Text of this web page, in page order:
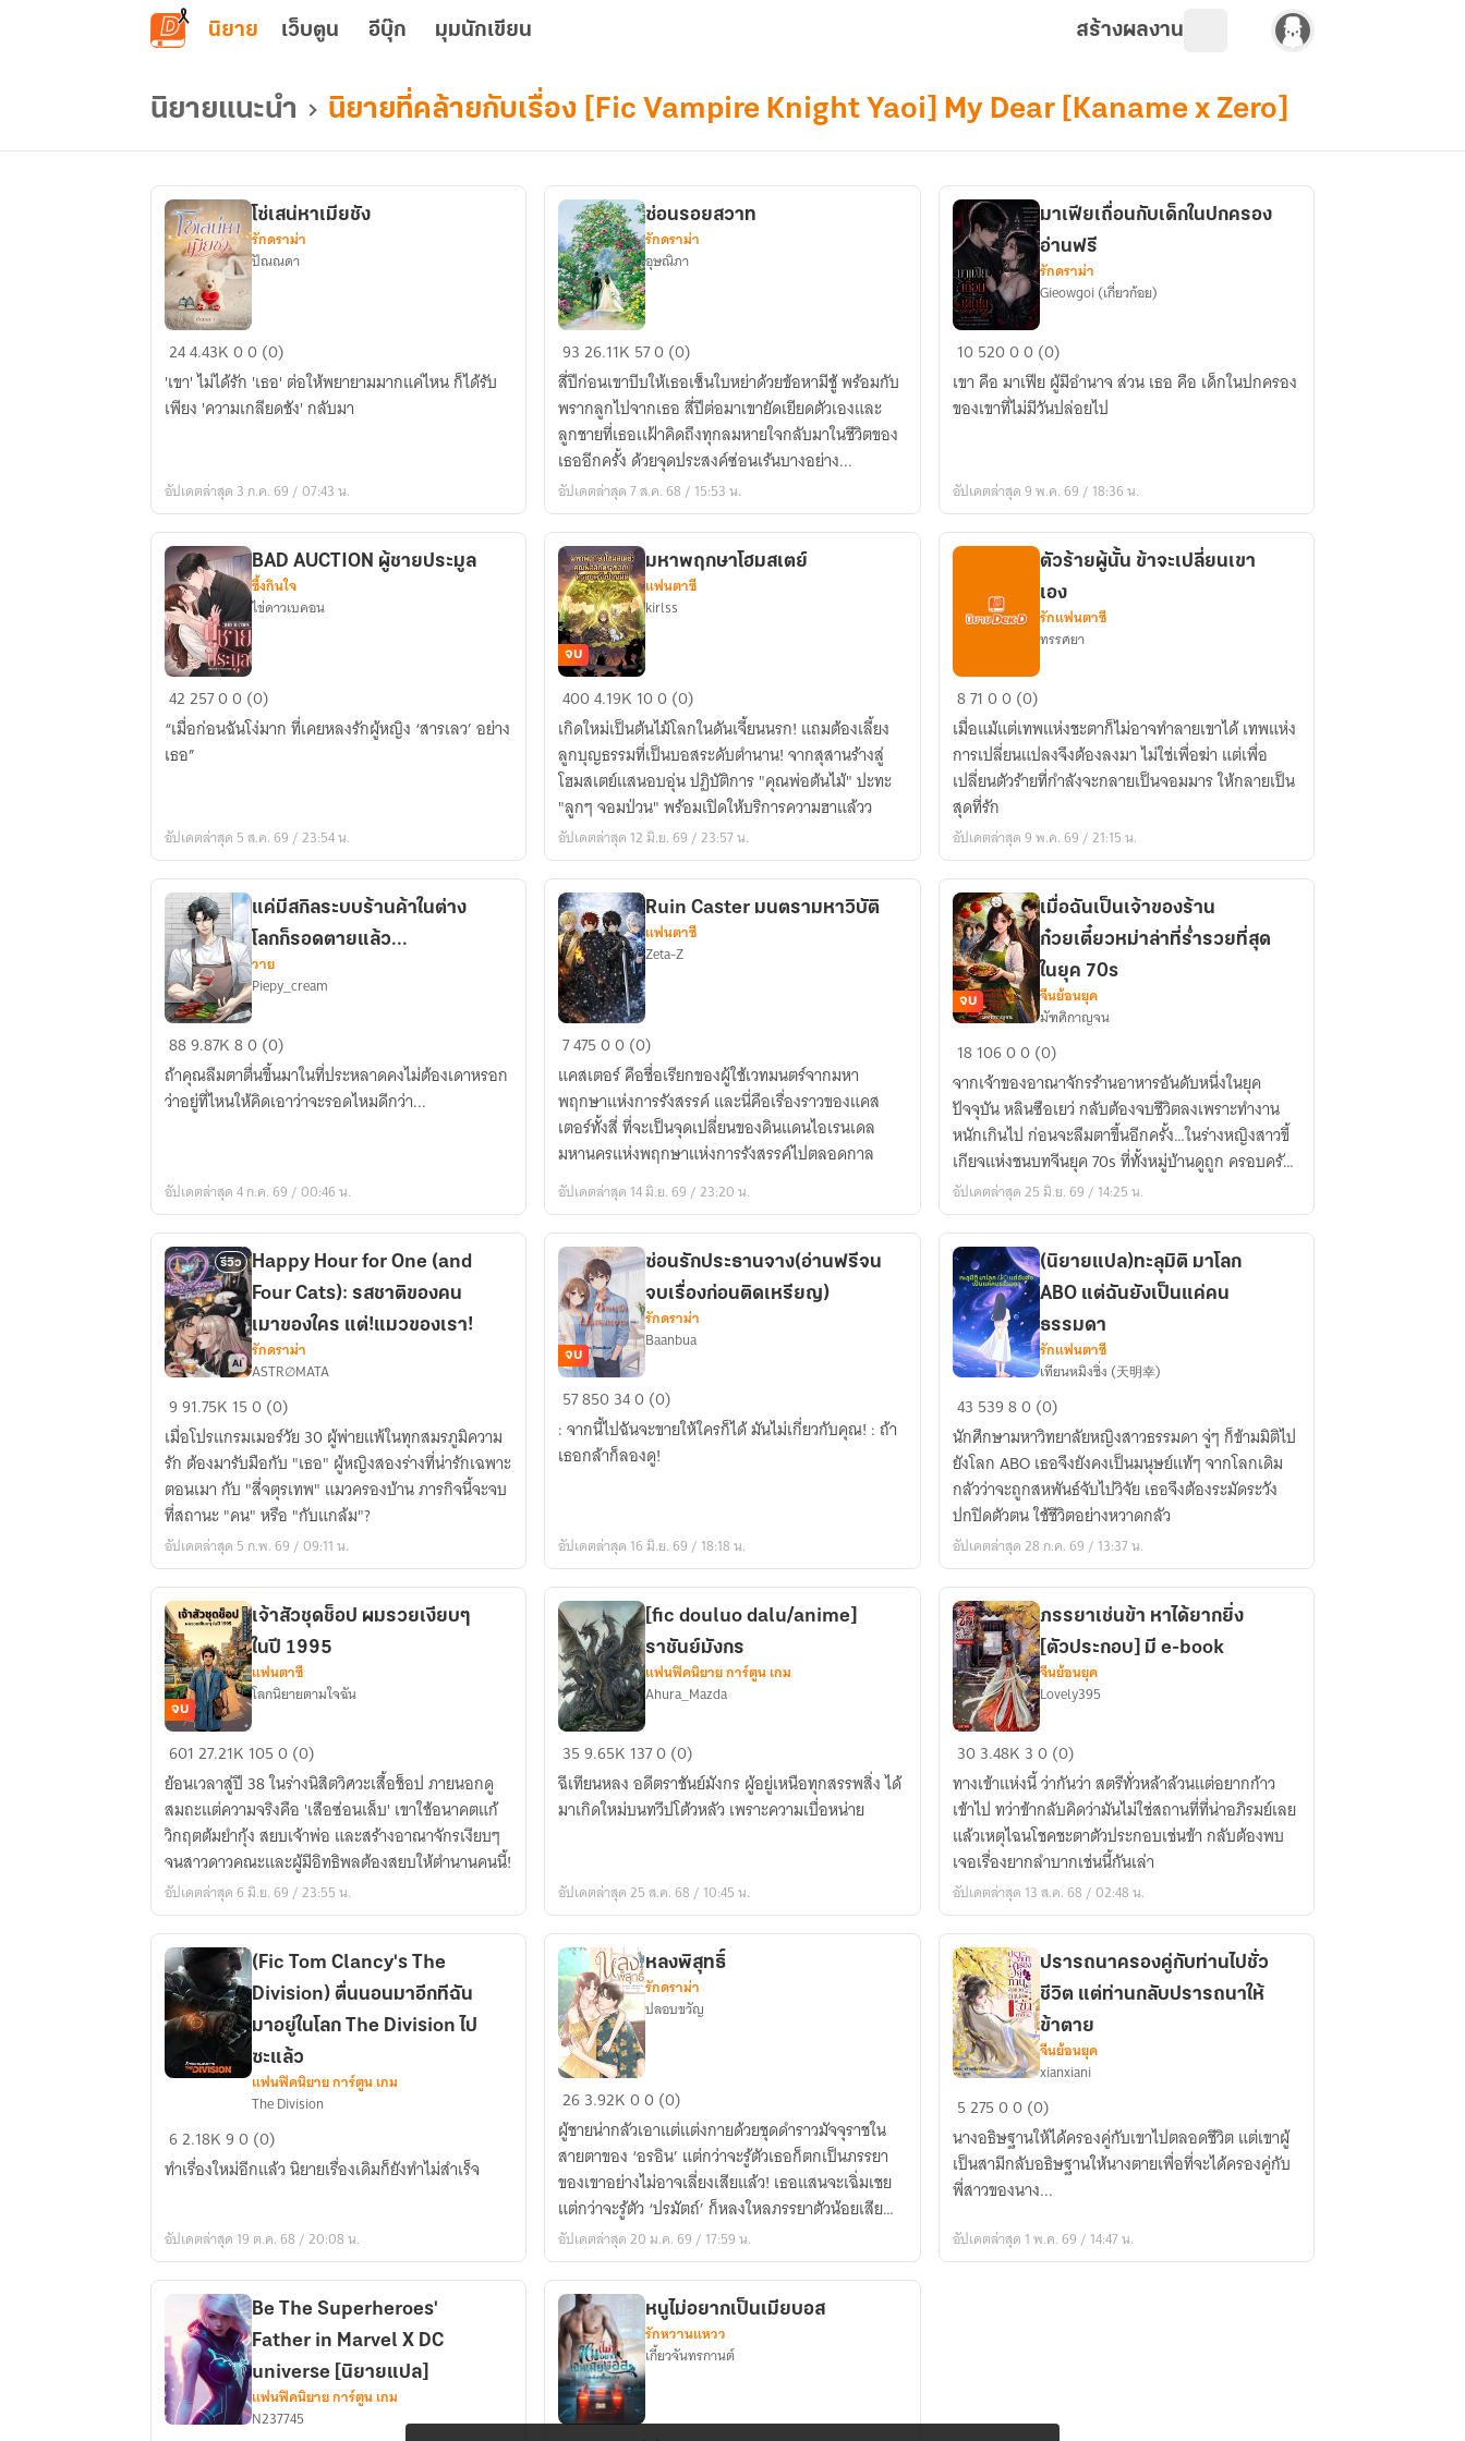
ข้ามไปยังเนื้อหาหลัก
นิยาย เว็บตูน อีบุ๊ก มุมนักเขียน สร้างผลงาน
นิยายแนะนำ นิยายที่คล้ายกับเรื่อง [Fic Vampire Knight Yaoi] My Dear [Kaname x Zero]
โซ่
เสน่หา
เมีย
ชัง
โซ่เสน่หาเมียชัง
รักดราม่า
ปัณณดา
244.43K00 (0)
'เขา' ไม่ได้รัก 'เธอ' ต่อให้พยายามมากแค่ไหน ก็ได้รับ
เพียง 'ความเกลียดชัง' กลับมา
อัปเดตล่าสุด 3 ก.ค. 69 / 07:43 น.
ซ่อน
รอย
สวาท
ซ่อนรอยสวาท
รักดราม่า
อุษณิภา
93 26.11K 570 (0)
สี่ปีก่อนเขาบีบให้เธอเซ็นใบหย่าด้วยข้อหามีชู้ พร้อมกับ
พรากลูกไปจากเธอ สี่ปีต่อมาเขายัดเยียดตัวเองและ
ลูกชายที่เธอเเฝ้าคิดถึงทุกลมหายใจกลับมาในชีวิตของ
เธออีกครั้ง ด้วยจุดประสงค์ซ่อนเร้นบางอย่าง...
อัปเดตล่าสุด 7 ส.ค. 68 / 15:53 น.
มาเฟีย
เถื่อน
กับ
เด็ก
อ่าน
ฟรี
มาเฟียเถื่อนกับเด็กในปกครอง
อ่านฟรี
รักดราม่า
Gieowgoi (เกี่ยวก้อย)
10 52000 (0)
เขา คือ มาเฟีย ผู้มีอำนาจ ส่วน เธอ คือ เด็กในปกครอง
ของเขาที่ไม่มีวันปล่อยไป
อัปเดตล่าสุด 9 พ.ค. 69 / 18:36 น.
BAD
AUCTION
ผู้ชาย
ประมูล
BAD AUCTION ผู้ชายประมูล
ซึ้งกินใจ
ไข่ดาวเบคอน
4225700 (0)
“เมื่อก่อนฉันโง่มาก ที่เคยหลงรักผู้หญิง ‘สารเลว’ อย่าง
เธอ”
อัปเดตล่าสุด 5 ส.ค. 69 / 23:54 น.
มหา
พฤกษา
โฮม
สเตย์
จบ
มหาพฤกษาโฮมสเตย์
แฟนตาซี
kirlss
4004.19K 100 (0)
เกิดใหม่เป็นต้นไม้โลกในดันเจี้ยนนรก! แถมต้องเลี้ยง
ลูกบุญธรรมที่เป็นบอสระดับตำนาน! จากสุสานร้างสู่
โฮมสเตย์แสนอบอุ่น ปฏิบัติการ "คุณพ่อต้นไม้" ปะทะ
"ลูกๆ จอมป่วน" พร้อมเปิดให้บริการความฮาแล้วว
อัปเดตล่าสุด 12 มิ.ย. 69 / 23:57 น.
ตัว
ร้าย
ผู้
นั้น
ข้า
จะ
เปลี่ยน
เขา
เอง
ตัวร้ายผู้นั้น ข้าจะเปลี่ยนเขา
เอง
รักแฟนตาซี
ทรรศยา
87100 (0)
เมื่อแม้แต่เทพแห่งชะตาก็ไม่อาจทำลายเขาได้ เทพแห่ง
การเปลี่ยนแปลงจึงต้องลงมา ไม่ใช่เพื่อฆ่า แต่เพื่อ
เปลี่ยนตัวร้ายที่กำลังจะกลายเป็นจอมมาร ให้กลายเป็น
สุดที่รัก
อัปเดตล่าสุด 9 พ.ค. 69 / 21:15 น.
แค่
มี
สกิล
ระบบ
ใน
ต่าง
โลก
ก็
รอด
ตาย
แล้ว...
แค่มีสกิลระบบร้านค้าในต่าง
โลกก็รอดตายแล้ว...
วาย
Piepy_cream
889.87K80 (0)
ถ้าคุณลืมตาตื่นขึ้นมาในที่ประหลาดคงไม่ต้องเดาหรอก
ว่าอยู่ที่ไหนให้คิดเอาว่าจะรอดไหมดีกว่า...
อัปเดตล่าสุด 4 ก.ค. 69 / 00:46 น.
Ruin
มน
ตรา
มหา
วิบัติ
Ruin Caster มนตรามหาวิบัติ
แฟนตาซี
Zeta-Z
7475 00 (0)
แคสเตอร์ คือชื่อเรียกของผู้ใช้เวทมนตร์จากมหา
พฤกษาแห่งการรังสรรค์ และนี่คือเรื่องราวของแคส
เตอร์ทั้งสี่ ที่จะเป็นจุดเปลี่ยนของดินแดนไอเรนเดล
มหานครแห่งพฤกษาแห่งการรังสรรค์ไปตลอดกาล
อัปเดตล่าสุด 14 มิ.ย. 69 / 23:20 น.
ฉัน
เป็น
เจ้าของ
ร้าน
ก๋วยเตี๋ยว
หม่า
ล่า
ที่
ร่ำรวย
ที่สุด
ใน
ยุค
70s
จบ
เมื่อฉันเป็นเจ้าของร้าน
ก๋วยเตี๋ยวหม่าล่าที่ร่ำรวยที่สุด
ในยุค 70s
จีนย้อนยุค
มัฑศิกาญจน
18 10600 (0)
จากเจ้าของอาณาจักรร้านอาหารอันดับหนึ่งในยุค
ปัจจุบัน หลินซือเยว่ กลับต้องจบชีวิตลงเพราะทำงาน
หนักเกินไป ก่อนจะลืมตาขึ้นอีกครั้ง…ในร่างหญิงสาวขี้
เกียจแห่งชนบทจีนยุค 70s ที่ทั้งหมู่บ้านดูถูก ครอบครัว
ยากจ
อัปเดตล่าสุด 25 มิ.ย. 69 / 14:25 น.
รีวิว
Hour
for
One
(and
Four
Cats):
รสชาติ
ของ
คน
เมา
ของ
ใคร
แต่!
แมว
ของ
เรา!
Happy Hour for One (and
Four Cats): รสชาติของคน
เมาของใคร แต่!แมวของเรา!
รักดราม่า
ASTR∅MATA
991.75K 150 (0)
เมื่อโปรแกรมเมอร์วัย 30 ผู้พ่ายแพ้ในทุกสมรภูมิความ
รัก ต้องมารับมือกับ "เธอ" ผู้หญิงสองร่างที่น่ารักเฉพาะ
ตอนเมา กับ "สี่จตุรเทพ" แมวครองบ้าน ภารกิจนี้จะจบ
ที่สถานะ "คน" หรือ "กับแกล้ม"?
อัปเดตล่าสุด 5 ก.พ. 69 / 09:11 น.
ซ่อน
ประธาน
จาง(อ่าน
จบ
เรื่อง
ก่อน
ติด
เหรียญ)
จบ
ซ่อนรักประธานจาง(อ่านฟรีจน
จบเรื่องก่อนติดเหรียญ)
รักดราม่า
Baanbua
57850340 (0)
: จากนี้ไปฉันจะขายให้ใครก็ได้ มันไม่เกี่ยวกับคุณ! : ถ้า
เธอกล้าก็ลองดู!
อัปเดตล่าสุด 16 มิ.ย. 69 / 18:18 น.
แปล)ทะลุ
มิติ
มา
โลก
ABO
แต่
ฉัน
ยัง
เป็น
แค่
คน
ธรรมดา
(นิยายแปล)ทะลุมิติ มาโลก
ABO แต่ฉันยังเป็นแค่คน
ธรรมดา
รักแฟนตาซี
เทียนหมิงซิ่ง (天明幸)
43 53980 (0)
นักศึกษามหาวิทยาลัยหญิงสาวธรรมดา จู่ๆ ก็ข้ามมิติไป
ยังโลก ABO เธอจึงยังคงเป็นมนุษย์แท้ๆ จากโลกเดิม
กลัวว่าจะถูกสหพันธ์จับไปวิจัย เธอจึงต้องระมัดระวัง
ปกปิดตัวตน ใช้ชีวิตอย่างหวาดกลัว
อัปเดตล่าสุด 28 ก.ค. 69 / 13:37 น.
เจ้า
สัว
ชุด
ช็อป
ผม
รวย
เงียบๆ
ในปี
1995
จบ
เจ้าสัวชุดช็อป ผมรวยเงียบๆ
ในปี 1995
แฟนตาซี
โลกนิยายตามใจฉัน
60127.21K 1050 (0)
ย้อนเวลาสู่ปี 38 ในร่างนิสิตวิศวะเสื้อช็อป ภายนอกดู
สมถะแต่ความจริงคือ 'เสือซ่อนเล็บ' เขาใช้อนาคตแก้
วิกฤตต้มยำกุ้ง สยบเจ้าพ่อ และสร้างอาณาจักรเงียบๆ
จนสาวดาวคณะและผู้มีอิทธิพลต้องสยบให้ตำนานคนนี้!
อัปเดตล่าสุด 6 มิ.ย. 69 / 23:55 น.
[fic
douluo
dalu/anime]
ราชันย์
[fic douluo dalu/anime]
ราชันย์มังกร
แฟนฟิคนิยาย การ์ตูน เกม
Ahura_Mazda
35 9.65K 1370 (0)
ฉีเทียนหลง อดีตราชันย์มังกร ผู้อยู่เหนือทุกสรรพสิ่ง ได้
มาเกิดใหม่บนทวีปโต้วหลัว เพราะความเบื่อหน่าย
อัปเดตล่าสุด 25 ส.ค. 68 / 10:45 น.
ภรรยา
ข้า
หา
ได้
ยาก
ยิ่ง
[ตัวประกอบ]
มี
e-
book
ภรรยาเช่นข้า หาได้ยากยิ่ง
[ตัวประกอบ] มี e-book
จีนย้อนยุค
Lovely395
30 3.48K 30 (0)
ทางเข้าแห่งนี้ ว่ากันว่า สตรีทั่วหล้าล้วนแต่อยากก้าว
เข้าไป ทว่าข้ากลับคิดว่ามันไม่ใช่สถานที่ที่น่าอภิรมย์เลย
แล้วเหตุไฉนโชคชะตาตัวประกอบเช่นข้า กลับต้องพบ
เจอเรื่องยากลำบากเช่นนี้กันเล่า
อัปเดตล่าสุด 13 ส.ค. 68 / 02:48 น.
Clancy's
The
นอน
มา
ฉัน
มา
อยู่
ใน
(Fic Tom Clancy's The
Division) ตื่นนอนมาอีกทีฉัน
มาอยู่ในโลก The Division ไป
ซะแล้ว
แฟนฟิคนิยาย การ์ตูน เกม
The Division
62.18K90 (0)
ทำเรื่องใหม่อีกแล้ว นิยายเรื่องเดิมก็ยังทำไม่สำเร็จ
อัปเดตล่าสุด 19 ต.ค. 68 / 20:08 น.
หลง
พิสุทธิ์
หลงพิสุทธิ์
รักดราม่า
ปลอบขวัญ
263.92K 00 (0)
ผู้ชายน่ากลัวเอาแต่แต่งกายด้วยชุดดำราวมัจจุราชใน
สายตาของ ‘อรอิน’ แต่กว่าจะรู้ตัวเธอก็ตกเป็นภรรยา
ของเขาอย่างไม่อาจเลี่ยงเสียแล้ว! เธอแสนจะเฉิ่มเชย
แต่กว่าจะรู้ตัว ‘ปรมัตถ์’ ก็หลงใหลภรรยาตัวน้อยเสีย
แล้ว
อัปเดตล่าสุด 20 ม.ค. 69 / 17:59 น.
ครอง
คู่
กับ
ท่าน
ชั่ว
ข้า
ปรารถนาครองคู่กับท่านไปชั่ว
ชีวิต แต่ท่านกลับปรารถนาให้
ข้าตาย
จีนย้อนยุค
xianxiani
527500 (0)
นางอธิษฐานให้ได้ครองคู่กับเขาไปตลอดชีวิต แต่เขาผู้
เป็นสามีกลับอธิษฐานให้นางตายเพื่อที่จะได้ครองคู่กับ
พี่สาวของนาง...
อัปเดตล่าสุด 1 พ.ค. 69 / 14:47 น.
Be The Superheroes'
Father in Marvel X DC
universe [นิยายแปล]
แฟนฟิคนิยาย การ์ตูน เกม
N237745
หนูไม่อยากเป็นเมียบอส
รักหวานแหวว
เกี้ยวจันทรกานต์